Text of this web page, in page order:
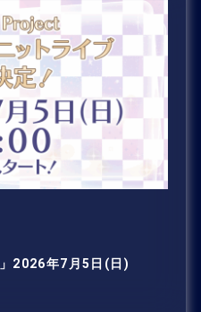
2026年7月5日(日)